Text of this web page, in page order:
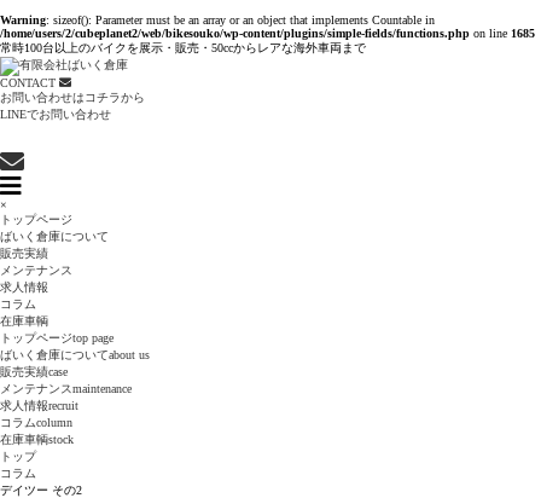
Warning: sizeof(): Parameter must be an array or an object that implements Countable in
/home/users/2/cubeplanet2/web/bikesouko/wp-content/plugins/simple-fields/functions.php on line 1685
常時100台以上のバイクを展示・販売・50ccからレアな海外車両まで
CONTACT
お問い合わせはコチラから
LINEでお問い合わせ
×
トップページ
ばいく倉庫について
販売実績
メンテナンス
求人情報
コラム
在庫車輌
トップページtop page
ばいく倉庫についてabout us
販売実績case
メンテナンスmaintenance
求人情報recruit
コラムcolumn
在庫車輌stock
トップ
コラム
デイツー その2